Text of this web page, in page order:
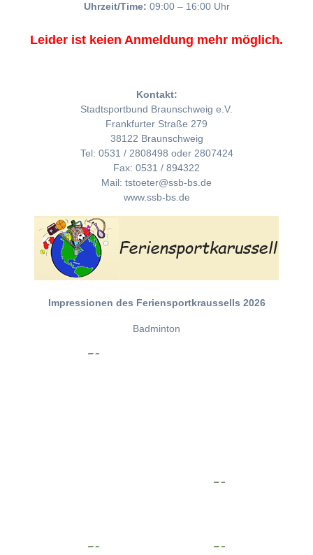
Uhrzeit/Time: 09:00 – 16:00 Uhr
Leider ist keien Anmeldung mehr möglich.
Kontakt:
Stadtsportbund Braunschweig e.V.
Frankfurter Straße 279
38122 Braunschweig
Tel: 0531 / 2808498 oder 2807424
Fax: 0531 / 894322
Mail: tstoeter@ssb-bs.de
www.ssb-bs.de
Impressionen des Feriensportkraussells 2026
Badminton